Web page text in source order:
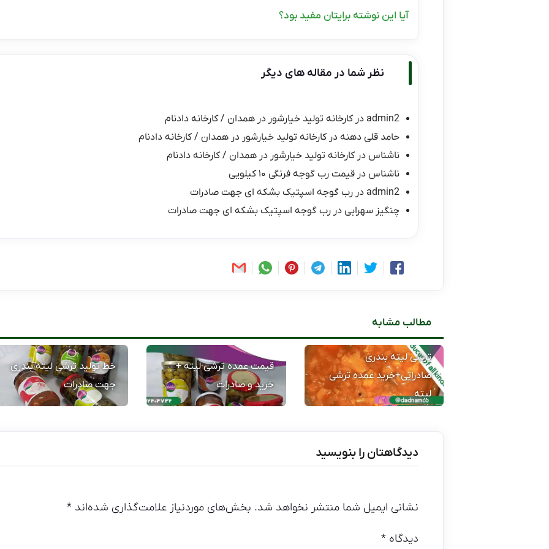
آیا این نوشته برایتان مفید بود؟
نظر شما در مقاله های دیگر
admin2 درکارخانه تولید خیارشور در همدان / کارخانه دادنام
حامد قلی دهنه درکارخانه تولید خیارشور در همدان / کارخانه دادنام
ناشناس درکارخانه تولید خیارشور در همدان / کارخانه دادنام
ناشناس در قیمت رب گوجه فرنگی ۱۰ کیلویی
admin2 در رب گوجه اسپتیک بشکه ای جهت صادرات
چنگیز سهرابی در رب گوجه اسپتیک بشکه ای جهت صادرات
مطالب مشابه
ترشی لیته بندری
صادراتی+خرید عمده ترشی
لیته
قیمت عمده ترشی لیته +
خرید و صادرات
خط تولید ترشی لیته بندری
جهت صادرات
دیدگاهتان را بنویسید
نشانی ایمیل شما منتشر نخواهد شد. بخش‌های موردنیاز علامت‌گذاری شده‌اند *
دیدگاه *